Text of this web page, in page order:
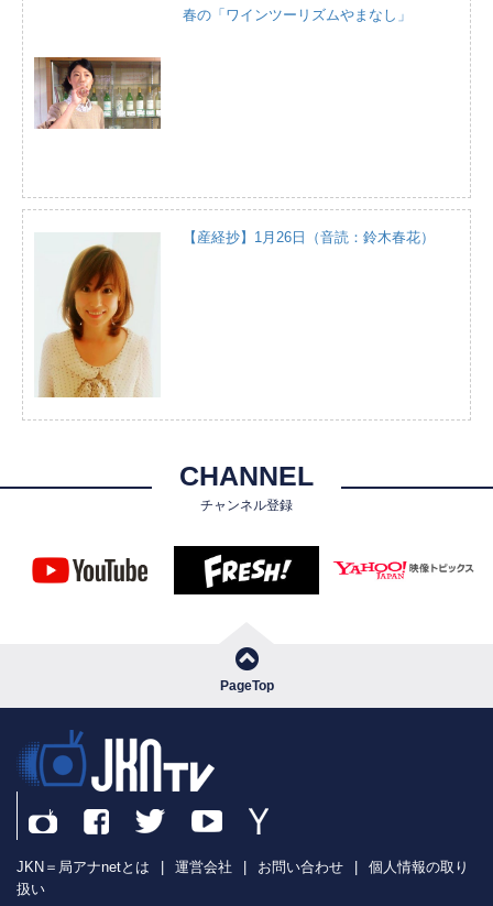
春の「ワインツーリズムやまなし」
【産経抄】1月26日（音読：鈴木春花）
CHANNEL
チャンネル登録
PageTop
JKN＝局アナnetとは 運営会社 お問い合わせ
個人情報の取り
扱い